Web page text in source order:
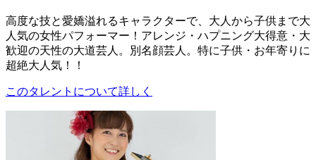
高度な技と愛嬌溢れるキャラクターで、大人から子供まで大
人気の女性パフォーマー！アレンジ・ハプニング大得意・大
歓迎の天性の大道芸人。別名顔芸人。特に子供・お年寄りに
超絶大人気！！
このタレントについて詳しく